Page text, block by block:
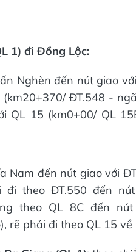
1) đi Đồng Lộc:
Nghèn đến nút giao
ĐT.548 -
QL 15 (km0+00/ QL
Nam đến nút giao với
theo ĐT.550 đến
theo QL 8C đến
rẽ phải đi theo QL 15